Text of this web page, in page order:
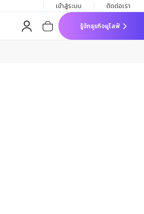
เข้าสู่ระบบ ติดต่อเรา
รู้จักธุรกิจยูไลฟ์